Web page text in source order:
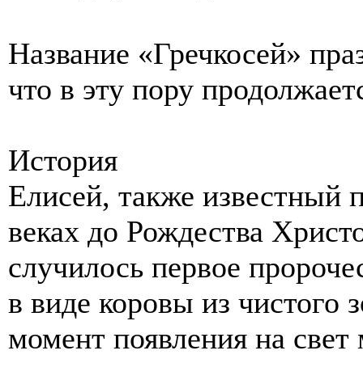
Название «Гречкосей»
что в эту пору
История
Елисей, также
веках до Рождества
случилось первое
в виде коровы из чистого
момент появления на свет